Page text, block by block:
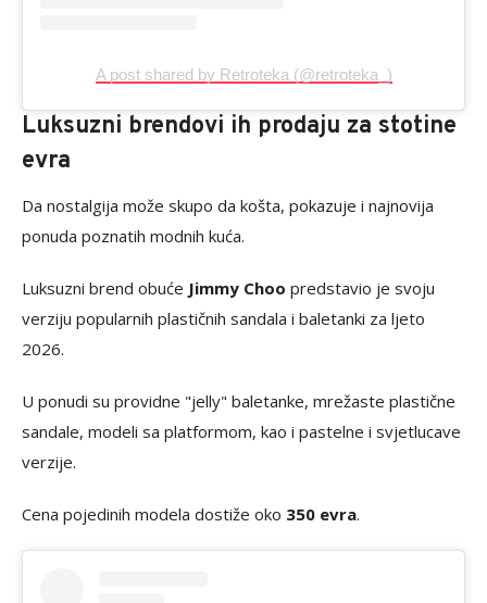
A post shared by Retroteka (@retroteka_)
Luksuzni brendovi ih prodaju za stotine
evra
Da nostalgija može skupo da košta, pokazuje i najnovija
ponuda poznatih modnih kuća.
Luksuzni brend obuće Jimmy Choo predstavio je svoju
verziju popularnih plastičnih sandala i baletanki za ljeto
2026.
U ponudi su providne "jelly" baletanke, mrežaste plastične
sandale, modeli sa platformom, kao i pastelne i svjetlucave
verzije.
Cena pojedinih modela dostiže oko 350 evra.